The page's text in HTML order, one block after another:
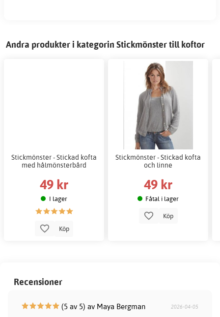
Andra produkter i kategorin Stickmönster till koftor
Stickmönster - Stickad kofta
med hålmönsterbård
49 kr
I lager
Köp
Stickmönster - Stickad kofta
och linne
49 kr
Fåtal i lager
Köp
Recensioner
(5 av 5) av Maya Bergman 2026-04-05